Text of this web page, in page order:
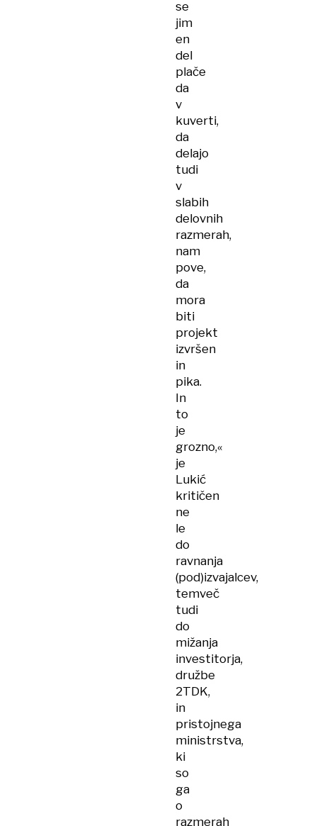
se
jim
en
del
plače
da
v
kuverti,
da
delajo
tudi
v
slabih
delovnih
razmerah,
nam
pove,
da
mora
biti
projekt
izvršen
in
pika.
In
to
je
grozno,«
je
Lukić
kritičen
ne
le
do
ravnanja
(pod)izvajalcev,
temveč
tudi
do
mižanja
investitorja,
družbe
2TDK,
in
pristojnega
ministrstva,
ki
so
ga
o
razmerah